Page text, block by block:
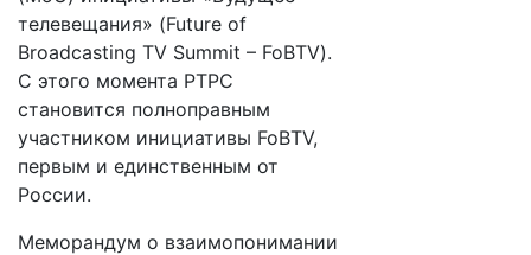
телевещания» (Future of
Broadcasting TV Summit – FoBTV).
С этого момента РТРС
становится полноправным
участником инициативы FoBTV,
первым и единственным от
России.
Меморандум о взаимопонимании